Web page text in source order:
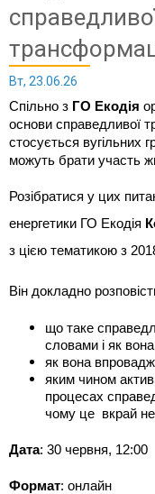
Вт, 23.06.26
Спільно з ГО Екодія
основи справедливої
стосується вугільних
можуть брати участь
Розібратися у цих
енергетики ГО Екодія
з цією тематикою з
Він докладно
що таке
словами і як
як вона
яким чином
процесах
чому це  вкрай
Дата: 30 червня, 12:00
Формат: онлайн